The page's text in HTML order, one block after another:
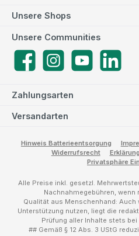
Zahlungsarten
Versandarten
Unsere Communities
FacebookInstagramYouTube
Unsere Shops
Hinweis Batterieentsorgung
Widerrufsrecht
Privatsphäre
Alle Preise inkl. gesetzl.
Nachnahmegebühren, wenn
Qualität aus Menschenhand:
Unterstützung nutzen, liegt die
Prüfung aller Inhalte stets
## Gemäß § 12 Abs. 3 UStG